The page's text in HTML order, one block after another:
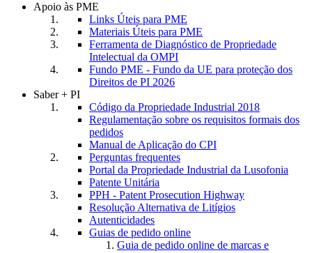
Apoio às PME
Links Úteis para PME
Materiais Úteis para PME
Ferramenta de Diagnóstico de Propriedade
Intelectual da OMPI
Fundo PME - Fundo da UE para proteção dos
Direitos de PI 2026
Saber + PI
Código da Propriedade Industrial 2018
Regulamentação sobre os requisitos formais dos
pedidos
Manual de Aplicação do CPI
Perguntas frequentes
Portal da Propriedade Industrial da Lusofonia
Patente Unitária
PPH - Patent Prosecution Highway
Resolução Alternativa de Litígios
Autenticidades
Guias de pedido online
Guia de pedido online de marcas e